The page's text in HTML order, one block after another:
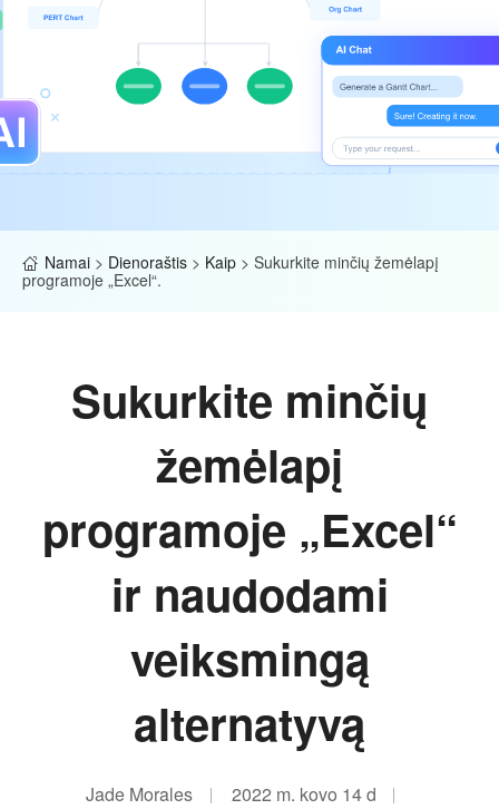
Namai > Dienoraštis > Kaip > Sukurkite minčių žemėlapį
programoje „Excel“.
Sukurkite minčių
žemėlapį
programoje „Excel“
ir naudodami
veiksmingą
alternatyvą
Jade Morales
2022 m. kovo 14 d